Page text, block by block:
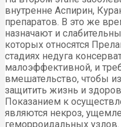
внутренне Аспирин,
препаратов. В это же
назначают и
которых относятся
стадиях недуга
малоэффективной, и
вмешательство, чтобы
защитить жизнь и
Показанием к
являются некроз,
геморроидальных узлов.